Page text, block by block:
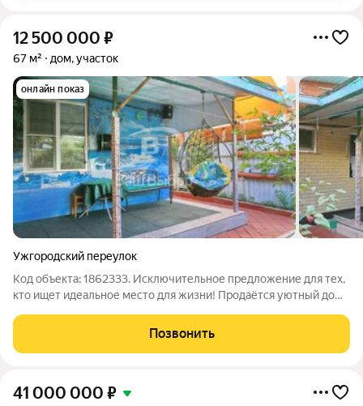
12 500 000 ₽
67 м² дом, участок
онлайн показ
Ужгородский переулок
Код объекта: 1862333. Исключительное предложение для тех,
кто ищет идеальное место для жизни! Продаётся уютный дом
Этот кирпичный дом с евроремонтом и общей площадью 67
кв. м идеально подходит
Позвонить
41 000 000 ₽